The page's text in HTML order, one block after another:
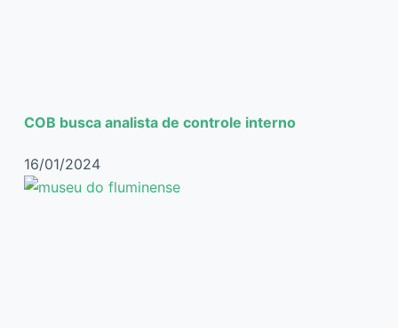
COB busca analista de controle interno
16/01/2024